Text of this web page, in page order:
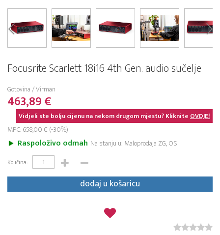
Focusrite Scarlett 18i16 4th Gen. audio sučelje
Gotovina / Virman
463,89 €
Vidjeli ste bolju cijenu na nekom drugom mjestu? KlikniteOVDJE!
MPC: 658,00 € (-30%)
Raspoloživo odmah Na stanju u: Maloprodaja ZG, OS
Količina:
dodaj u košaricu